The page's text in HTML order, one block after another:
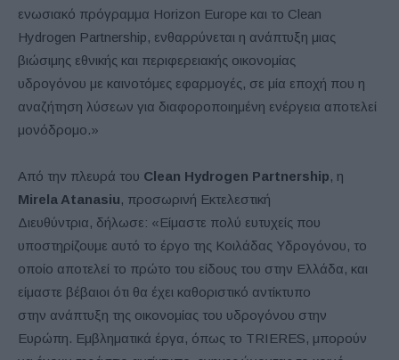
ενωσιακό πρόγραμμα Horizon Europe και το Clean
Hydrogen Partnership, ενθαρρύνεται η ανάπτυξη μιας
βιώσιμης εθνικής και περιφερειακής οικονομίας
υδρογόνου με καινοτόμες εφαρμογές, σε μία εποχή που η
αναζήτηση λύσεων για διαφοροποιημένη ενέργεια αποτελεί
μονόδρομο.»
Από την πλευρά του Clean Hydrogen Partnership, η
Mirela Atanasiu, προσωρινή Εκτελεστική
Διευθύντρια, δήλωσε: «Είμαστε πολύ ευτυχείς που
υποστηρίζουμε αυτό το έργο της Κοιλάδας Υδρογόνου, το
οποίο αποτελεί το πρώτο του είδους του στην Ελλάδα, και
είμαστε βέβαιοι ότι θα έχει καθοριστικό αντίκτυπο
στην ανάπτυξη της οικονομίας του υδρογόνου στην
Ευρώπη. Εμβληματικά έργα, όπως το TRIERES, μπορούν